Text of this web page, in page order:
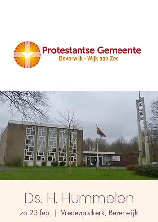
Ds. H. Hummelen
zo 23 feb
  |
Vredevorstkerk, Beverwijk